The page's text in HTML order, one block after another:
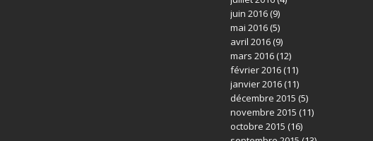
juin 2016(9)
mai 2016(5)
avril 2016(9)
mars 2016(12)
février 2016(11)
janvier 2016(11)
décembre 2015 (5)
novembre 2015 (11)
octobre 2015 (16)